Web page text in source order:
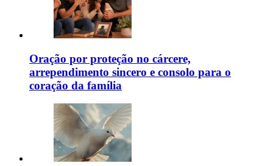
Oração por proteção no cárcere,
arrependimento sincero e consolo para o
coração da família